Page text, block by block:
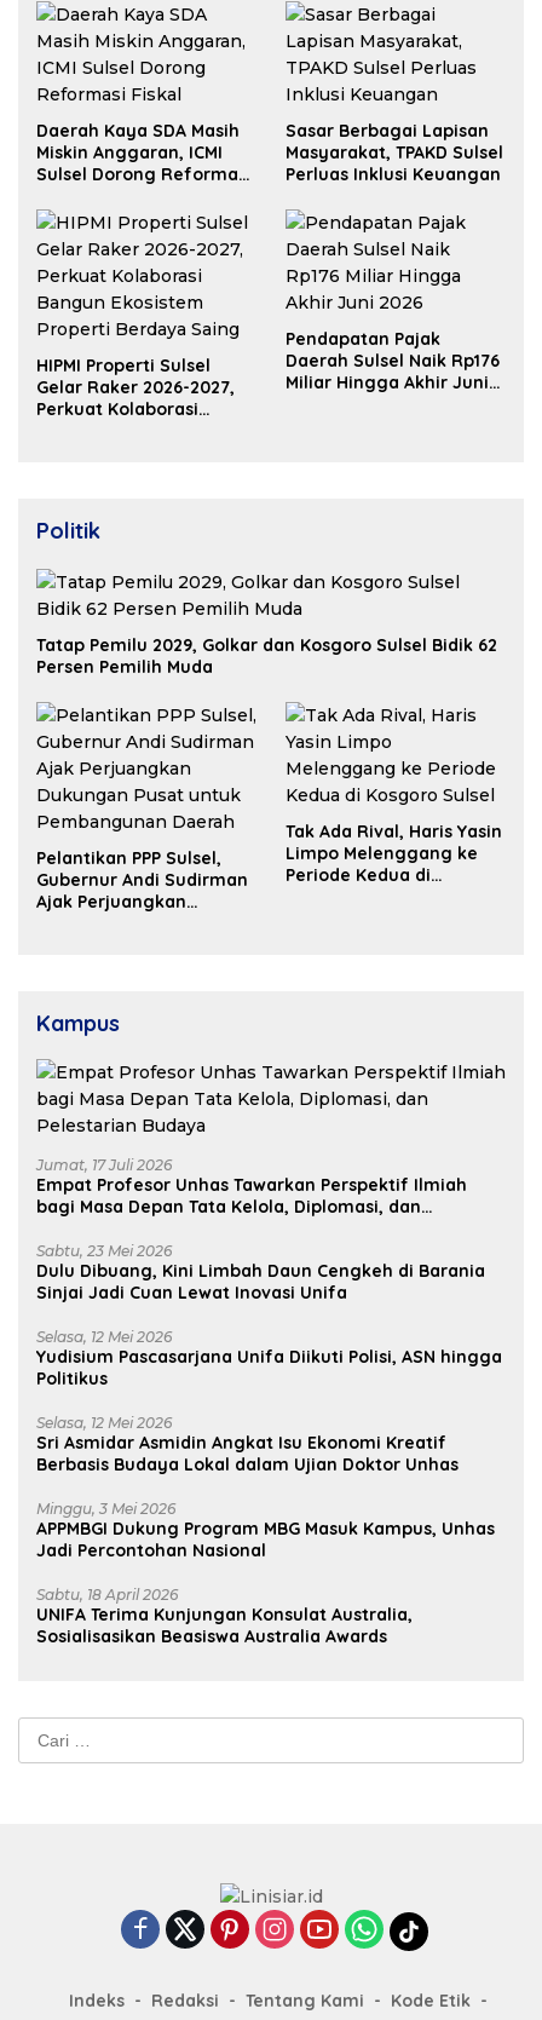
Daerah Kaya SDA Masih
Miskin Anggaran, ICMI
Sulsel Dorong Reformasi
Sasar Berbagai Lapisan
Masyarakat, TPAKD Sulsel
Perluas Inklusi Keuangan
HIPMI Properti Sulsel
Gelar Raker 2026-2027,
Perkuat Kolaborasi
Pendapatan Pajak
Daerah Sulsel Naik Rp176
Miliar Hingga Akhir Juni
Politik
Tatap Pemilu 2029, Golkar dan Kosgoro Sulsel Bidik 62
Persen Pemilih Muda
Pelantikan PPP Sulsel,
Gubernur Andi Sudirman
Ajak Perjuangkan
Tak Ada Rival, Haris Yasin
Limpo Melenggang ke
Periode Kedua di
Kampus
Jumat, 17 Juli 2026
Empat Profesor Unhas Tawarkan Perspektif Ilmiah
bagi Masa Depan Tata Kelola, Diplomasi, dan
Sabtu, 23 Mei 2026
Dulu Dibuang, Kini Limbah Daun Cengkeh di Barania
Sinjai Jadi Cuan Lewat Inovasi Unifa
Selasa, 12 Mei 2026
Yudisium Pascasarjana Unifa Diikuti Polisi, ASN hingga
Politikus
Selasa, 12 Mei 2026
Sri Asmidar Asmidin Angkat Isu Ekonomi Kreatif
Berbasis Budaya Lokal dalam Ujian Doktor Unhas
Minggu, 3 Mei 2026
APPMBGI Dukung Program MBG Masuk Kampus, Unhas
Jadi Percontohan Nasional
Sabtu, 18 April 2026
UNIFA Terima Kunjungan Konsulat Australia,
Sosialisasikan Beasiswa Australia Awards
Cari
untuk:
Indeks Redaksi Tentang Kami
Kode Etik